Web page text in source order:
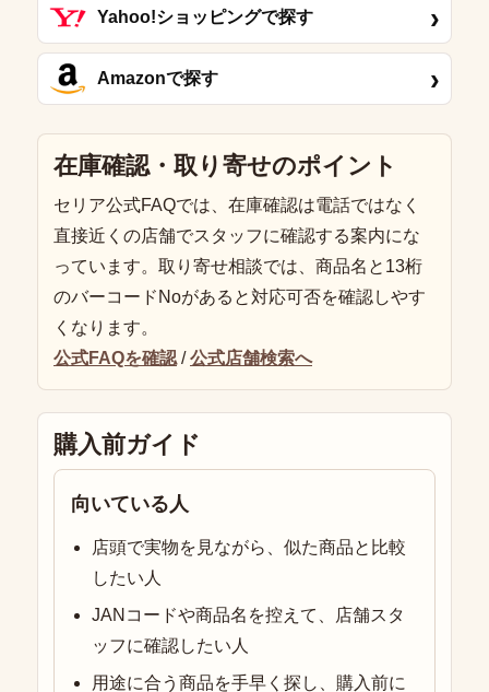
Yahoo!ショッピングで探す ›
Amazonで探す ›
在庫確認・取り寄せのポイント
セリア公式FAQでは、在庫確認は電話ではなく
直接近くの店舗でスタッフに確認する案内にな
っています。取り寄せ相談では、商品名と13桁
のバーコードNoがあると対応可否を確認しやす
くなります。
公式FAQを確認 /公式店舗検索へ
購入前ガイド
向いている人
店頭で実物を見ながら、似た商品と比較
したい人
JANコードや商品名を控えて、店舗スタ
ッフに確認したい人
用途に合う商品を手早く探し、購入前に